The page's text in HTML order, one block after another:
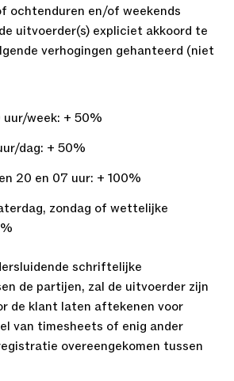
ochtenduren en/of weekends
uitvoerder(s) expliciet akkoord te
verhogingen gehanteerd (niet
week: + 50%
dag: + 50%
20 en 07 uur: + 100%
zondag of wettelijke
schriftelijke
de partijen, zal de uitvoerder zijn
de klant laten aftekenen voor
van timesheets of enig ander
overeengekomen tussen